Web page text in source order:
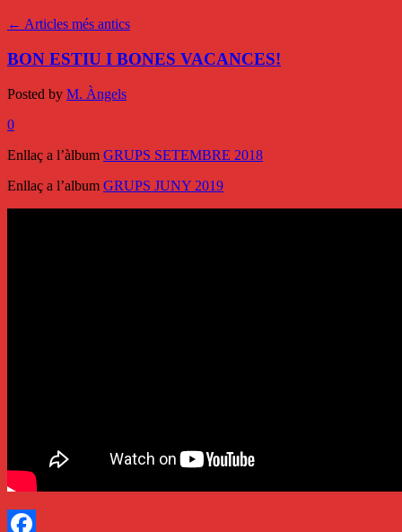
← Articles més antics
BON ESTIU I BONES VACANCES!
Posted by M. Àngels
0
Enllaç a l’àlbum GRUPS SETEMBRE 2018
Enllaç a l’album GRUPS JUNY 2019